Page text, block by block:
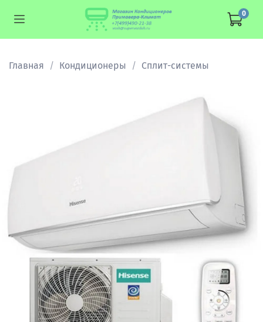
0
Главная Кондиционеры Сплит-системы